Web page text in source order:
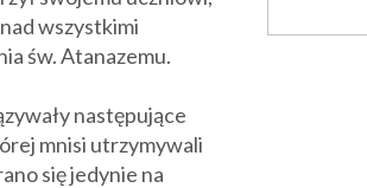
wszystkimi
św. Atanazemu.
następujące
mnisi utrzymywali
się jedynie na